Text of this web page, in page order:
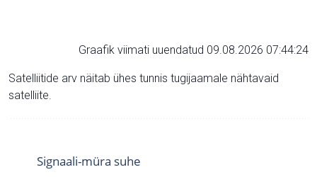
Graafik viimati uuendatud 09.08.2026 07:44:24
Satelliitide arv näitab ühes tunnis tugijaamale nähtavaid
satelliite.
Signaali-müra suhe